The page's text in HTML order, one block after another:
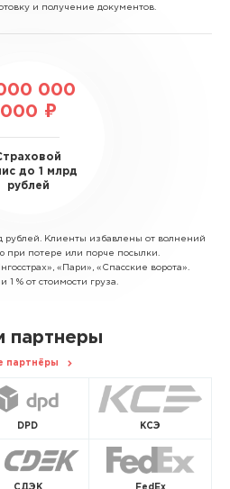
и получение документов.
000
000 ₽
до 1 млрд
рублей
рублей. Клиенты избавлены от волнений
при потере или порче посылки.
«Пари», «Спасские ворота».
1 % от стоимости груза.
партнеры
партнёры
DPD КСЭ